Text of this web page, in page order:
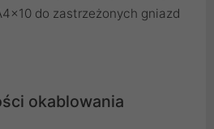
do zastrzeżonych gniazd
okablowania